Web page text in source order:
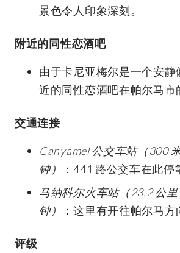
景色令人印象深刻。
附近的同性恋酒吧
由于卡尼亚梅尔是一个安静
近的同性恋酒吧在帕尔马市
交通连接
Canyamel 公交车站（300
钟）
：441 路公交车在此停
马纳科尔火车站（23.2 公
钟）
：这里有开往帕尔马方
评级